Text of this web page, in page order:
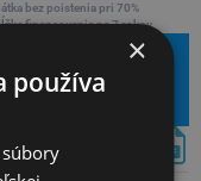
bez poistenia pri 70%
financovania na 7 rokov
×
používa